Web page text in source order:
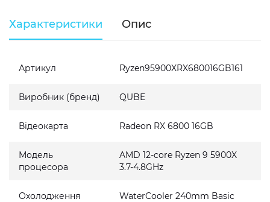
Характеристики Опис
Артикул Ryzen95900XRX680016GB161
Виробник (бренд) QUBE
Відеокарта Radeon RX 6800 16GB
Модель
процесора
AMD 12-core Ryzen 9 5900X
3.7-4.8GHz
Охолодження
WaterCooler 240mm Basic